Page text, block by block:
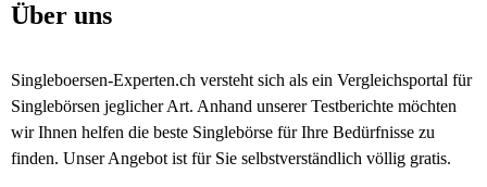
Über uns
Singleboersen-Experten.ch versteht sich als ein Vergleichsportal für
Singlebörsen jeglicher Art. Anhand unserer Testberichte möchten
wir Ihnen helfen die beste Singlebörse für Ihre Bedürfnisse zu
finden. Unser Angebot ist für Sie selbstverständlich völlig gratis.